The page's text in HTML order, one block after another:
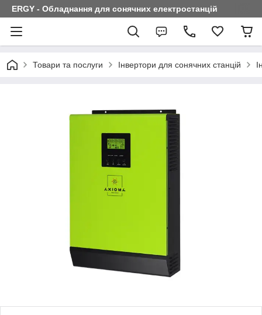
ERGY - Обладнання для сонячних електростанцій
Товари та послуги Інвертори для сонячних станцій